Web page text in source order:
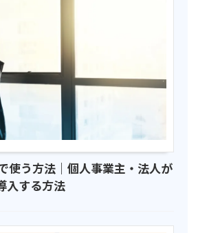
使う方法｜個人事業主・法人が
入する方法